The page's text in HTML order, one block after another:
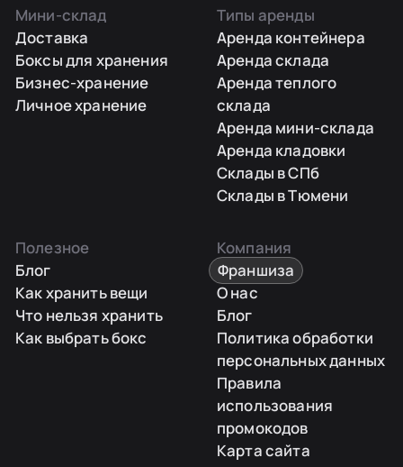
Мини-склад
Доставка
Боксы для хранения
Бизнес-хранение
Личное хранение
Типы аренды
Аренда контейнера
Аренда склада
Аренда теплого
склада
Аренда мини-склада
Аренда кладовки
Склады в СПб
Склады в Тюмени
Полезное
Блог
Как хранить вещи
Что нельзя хранить
Как выбрать бокс
Компания
Франшиза
О нас
Блог
Политика обработки
персональных данных
Правила
использования
промокодов
Карта сайта